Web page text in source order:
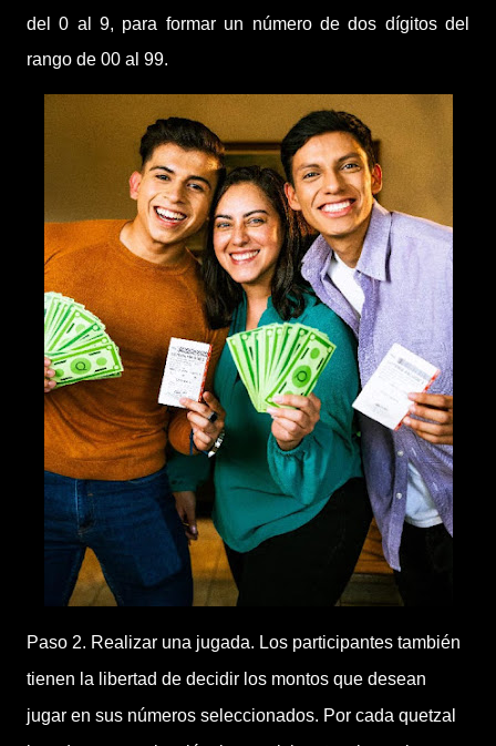
del 0 al 9, para formar un número de dos dígitos del
rango de 00 al 99.
Paso 2. Realizar una jugada. Los participantes también
tienen la libertad de decidir los montos que desean
jugar en sus números seleccionados. Por cada quetzal